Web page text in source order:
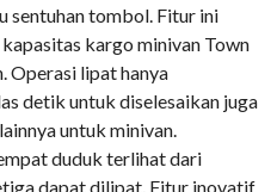
sentuhan tombol. Fitur ini
kargo minivan Town
Operasi lipat hanya
detik untuk diselesaikan juga
untuk minivan.
duduk terlihat dari
dapat dilipat. Fitur inovatif